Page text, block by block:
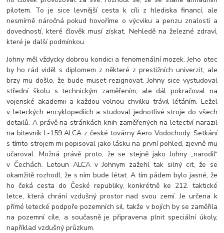
pilotem. To je sice levnější cesta k cíli z hlediska financí, ale
nesmírně náročná pokud hovoříme o výcviku a penzu znalostí a
dovedností, které člověk musí získat. Nehledě na železné zdraví,
které je další podmínkou.
Johny měl vždycky dobrou kondici a fenomenální mozek. Jeho otec
by ho rád viděl s diplomem z některé z prestižních univerzit, ale
brzy mu došlo, že bude muset rezignovat. Johny sice vystudoval
střední školu s technickým zaměřením, ale dál pokračoval na
vojenské akademii a každou volnou chvilku trávil létáním. Ležel
v leteckých encyklopediích a studoval jednotlivé stroje do všech
detailů. A právě na stránkách knih zaměřených na letectví narazil
na bitevník L-159 ALCA z české továrny Aero Vodochody. Setkání
s tímto strojem mi popisoval jako lásku na první pohled, zjevně mu
učaroval. Možná právě proto, že se stejně jako Johny „narodil“
v Čechách. Letoun ALCA v Johnym zažehl tak silný cit, že se
okamžitě rozhodl, že s ním bude létat. A tím pádem bylo jasné, že
ho čeká cesta do České republiky, konkrétně ke 212. taktické
letce, která chrání vzdušný prostor nad svou zemí. Je určena k
přímé letecké podpoře pozemních sil, takže v bojích by se zaměřila
na pozemní cíle, a současně je připravena plnit speciální úkoly,
například vzdušný průzkum.